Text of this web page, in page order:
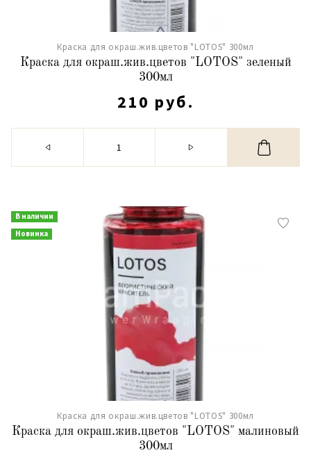
Краска для окраш.жив.цветов "LOTOS" 300мл
Краска для окраш.жив.цветов "LOTOS" зеленый
300мл
210 руб.
В наличии
Новинка
Краска для окраш.жив.цветов "LOTOS" 300мл
Краска для окраш.жив.цветов "LOTOS" малиновый
300мл